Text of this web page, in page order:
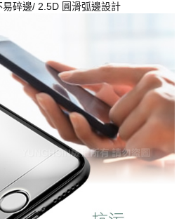
碎邊/ 2.5D 圓滑弧邊設計